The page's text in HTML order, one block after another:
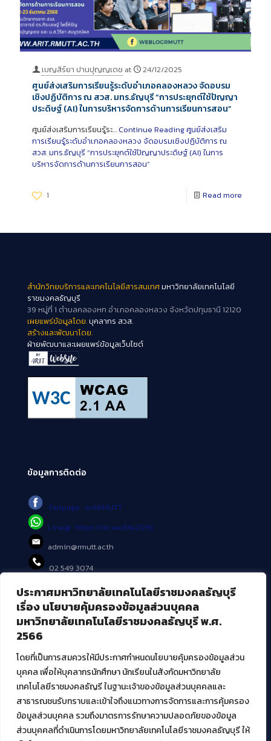
ประกาศมหาวิทยาลัยเทคโนโลยีราชมงคลธัญบุรี
เรื่อง นโยบายคุ้มครองข้อมูลส่วนบุคคล
มหาวิทยาลัยเทคโนโลยีราชมงคลธัญบุรี พ.ศ.
2566
โดยที่เป็นการสมควรให้มีประกาศกำหนดนโยบายคุ้มครองข้อมูลส่วน
บุคคล เพื่อให้บุคลากรนักศึกษา นักเรียนในสังกัดมหาวิทยาลัย
เทคโนโลยีราชมงคลธัญรี ในฐานะเจ้าของข้อมูลส่วนบุคคลและ
สาธารณชนรับทราบและเข้าใจถึงแนวทางการจัดการและการคุ้มครอง
ข้อมูลส่วนบุคคล รวมถึงมาตรการรักษาความปลอดภัยของข้อมูล
ส่วนบุคคลที่ดำเนินการโดยมหาวิทยาลัยเทคโนโลยีราชมงคลธัญบุรี ให้
เบญสิร์ยา ปานปุญญเดช at 24/12/2025
ศูนย์ส่งเสริมการเรียนรู้ระดับอำเภอคลองหลวง จัดอบรม
เชิงปฏิบัติการ ณ สวส. มทร.ธัญบุรี “การประยุกต์ใช้ปัญญา
ประดิษฐ์ (AI) ในการบริหารจัดการด้านการเรียนการสอน”
ศูนย์ส่งเสริมการเรียนรู้ระ… Continue Readingศูนย์ส่งเสริม
การเรียนรู้ระดับอำเภอคลองหลวง จัดอบรมเชิงปฏิบัติการ ณ
สวส. มทร.ธัญบุรี “การประยุกต์ใช้ปัญญาประดิษฐ์ (AI) ในการ
บริหารจัดการด้านการเรียนการสอน”
1 Read more
สำนักวิทยบริการและเทคโนโลยีสารสนเทศมหาวิทยาลัยเทคโนโลยี
ราชมงคลธัญบุรี
39 หมู่ที่ 1 ตำบลคลองหก อำเภอคลองหลวง จังหวัดปทุมธานี 12120
เผยแพร่ข้อมูลโดย.บุคลากร สวส.
สร้างและพัฒนาโดย.
ฝ่ายพัฒนาและเผยแพร่ข้อมูลเว็บไซต์
ข้อมูลการติดต่อ
Fanpage : AritRMUTT
Line@ : https://lin.ee/tXe209C
admin@rmutt.ac.th
02 549 3074
บริการอื่นๆ ของ สวส.
ศูนย์สื่อดิจิทัล
ศูนย์นวัตกรรมและความรู้
สมัยใหม่ (MoSeC)
งานบริการวิชาการให้กับหน่วยงานภายนอก
โครงการส่งเสริมและพัฒนาผู้ประกอบการ SME โดย. มทร.ธัญบุรี